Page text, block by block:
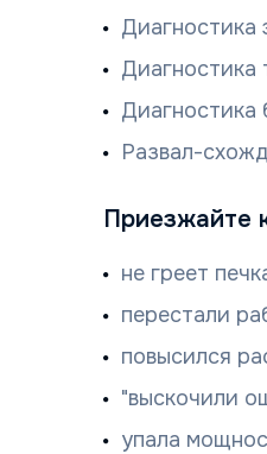
Диагностика
Диагностика
Диагностика
Развал-
Приезжайте
не греет
перестали
повысился
"выскочили
упала